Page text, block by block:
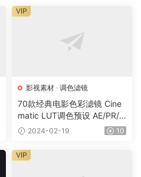
影视素材 · 调色滤镜
70款经典电影色彩滤镜 Cine
matic LUT调色预设 AE/PR/
达芬奇/FCPX 1125
2024-02-19 10
VIP
VIP